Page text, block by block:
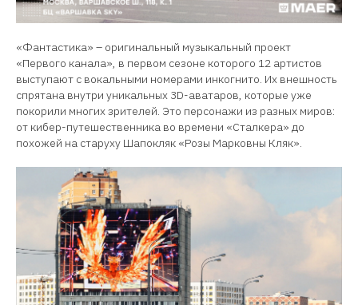
«Фантастика» – оригинальный музыкальный проект
«Первого канала», в первом сезоне которого 12 артистов
выступают с вокальными номерами инкогнито. Их внешность
спрятана внутри уникальных 3D-аватаров, которые уже
покорили многих зрителей. Это персонажи из разных миров:
от кибер-путешественника во времени «Сталкера» до
похожей на старуху Шапокляк «Розы Марковны Кляк».